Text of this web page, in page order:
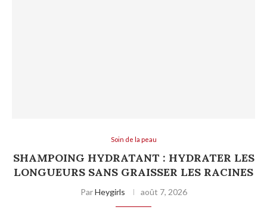
Soin de la peau
SHAMPOING HYDRATANT : HYDRATER LES
LONGUEURS SANS GRAISSER LES RACINES
ParHeygirls août 7, 2026